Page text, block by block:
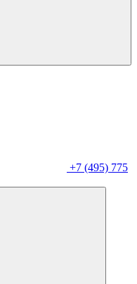
+7 (495) 775